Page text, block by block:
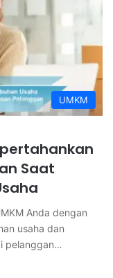
UMKM
Saat
Anda dengan
usaha dan
pelanggan…